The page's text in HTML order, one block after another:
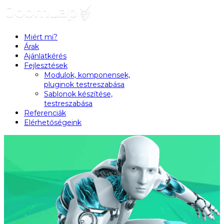
Miért mi?
Árak
Ajánlatkérés
Fejlesztések
Modulok, komponensek,
pluginok testreszabása
Sablonok készítése,
testreszabása
Referenciák
Elérhetőségeink